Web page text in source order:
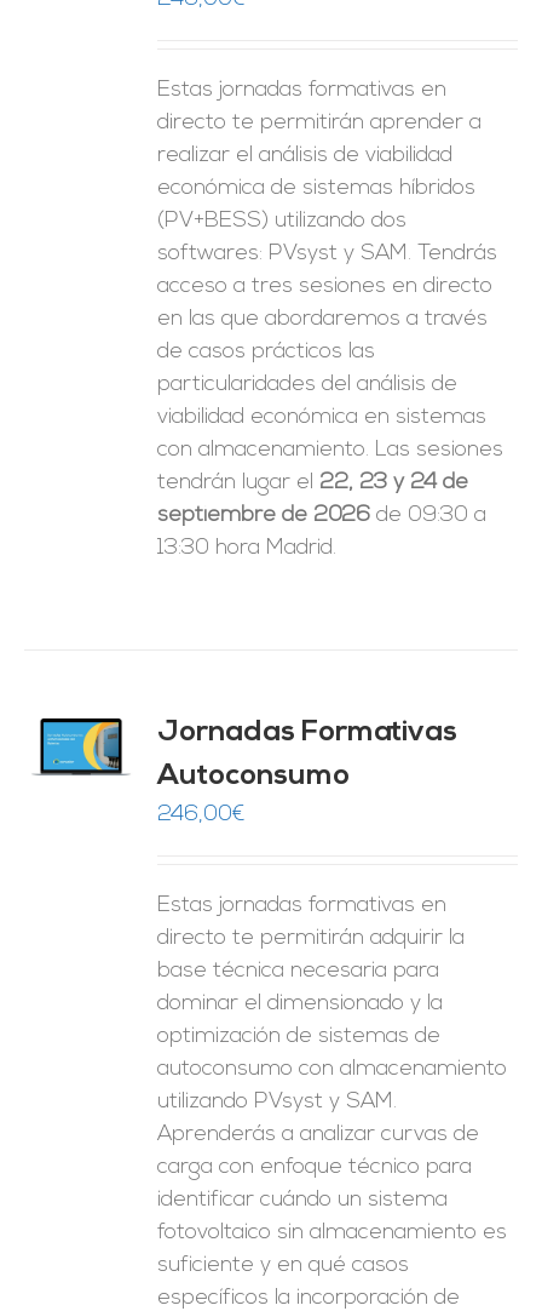
Estas jornadas formativas en
directo te permitirán aprender a
realizar el análisis de viabilidad
económica de sistemas híbridos
(PV+BESS) utilizando dos
softwares: PVsyst y SAM. Tendrás
acceso a tres sesiones en directo
en las que abordaremos a través
de casos prácticos las
particularidades del análisis de
viabilidad económica en sistemas
con almacenamiento. Las sesiones
tendrán lugar el 22, 23 y 24 de
septiembre de 2026 de 09:30 a
13:30 hora Madrid.
Jornadas Formativas
Autoconsumo
246,00€
Estas jornadas formativas en
directo te permitirán adquirir la
base técnica necesaria para
dominar el dimensionado y la
optimización de sistemas de
autoconsumo con almacenamiento
utilizando PVsyst y SAM.
Aprenderás a analizar curvas de
carga con enfoque técnico para
identificar cuándo un sistema
fotovoltaico sin almacenamiento es
suficiente y en qué casos
específicos la incorporación de